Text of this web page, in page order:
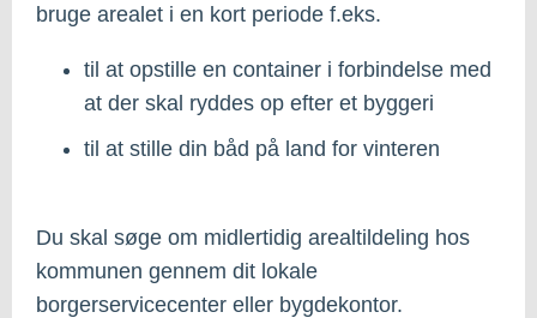
bruge arealet i en kort periode f.eks.
til at opstille en container i forbindelse med
at der skal ryddes op efter et byggeri
til at stille din båd på land for vinteren
Du skal søge om midlertidig arealtildeling hos
kommunen gennem dit lokale
borgerservicecenter eller bygdekontor.